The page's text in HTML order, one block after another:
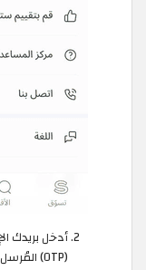
أدخل بريدك
(OTP) المُرسل إليك على الهاتف أو البريد.